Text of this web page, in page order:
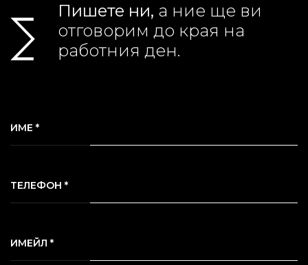
Пишете ни, а ние ще ви
отговорим до края на
работния ден.
ИМЕ *
ТЕЛЕФОН *
ИМЕЙЛ *